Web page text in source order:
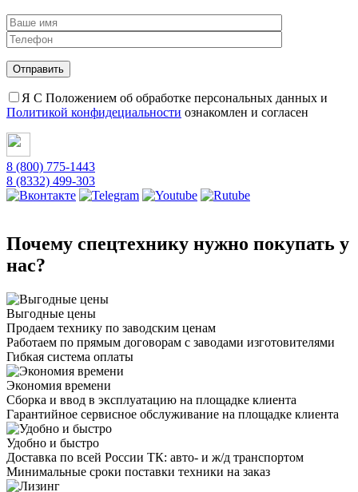
Я С Положением об обработке персональных данных и
Политикой конфидециальности ознакомлен и согласен
8 (800) 775-1443
8 (8332) 499-303
Почему спецтехнику нужно покупать у
нас?
Выгодные цены
Продаем технику по заводским ценам
Работаем по прямым договорам с заводами изготовителями
Гибкая система оплаты
Экономия времени
Сборка и ввод в эксплуатацию на площадке клиента
Гарантийное сервисное обслуживание на площадке клиента
Удобно и быстро
Доставка по всей России ТК: авто- и ж/д транспортом
Минимальные сроки поставки техники на заказ